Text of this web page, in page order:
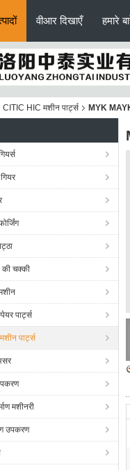
वीआर दिखाएँ हमारे
CITIC HIC मशीन पार्ट्स MYK
चक्की
पार्ट्स
पार्ट्स
मशीनरी
उपकरण